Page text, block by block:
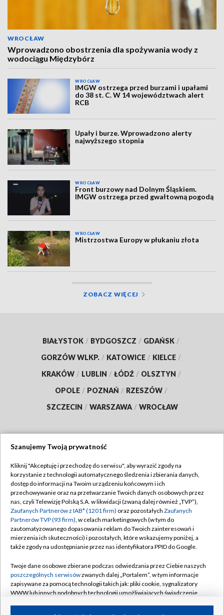
WROCŁAW
Wprowadzono obostrzenia dla spożywania wody z
wodociągu Międzybórz
WROCŁAW
IMGW ostrzega przed burzami i upałami
do 38 st. C. W 14 województwach alert
RCB
Upały i burze. Wprowadzono alerty
najwyższego stopnia
WROCŁAW
Front burzowy nad Dolnym Śląskiem.
IMGW ostrzega przed gwałtowną pogodą
WROCŁAW
Mistrzostwa Europy w płukaniu złota
ZOBACZ WIĘCEJ
BIAŁYSTOK / BYDGOSZCZ / GDAŃSK /
GORZÓW WLKP. / KATOWICE / KIELCE /
KRAKÓW / LUBLIN / ŁÓDŹ / OLSZTYN /
OPOLE / POZNAŃ / RZESZÓW /
SZCZECIN / WARSZAWA / WROCŁAW
TVP
Abonament TVP
Emisja w TVP
Centrum informacji TVP
Naziemna Telewizja Cyfrowa
Rada Programowa
System NOS
Informacje o nadawcy
Regulamin TVP
Polityka prywatności
Moje zgody
Pomoc
Kontakt
Kanały
Szanujemy Twoją prywatność
Kliknij "Akceptuję i przechodzę do serwisu", aby wyrazić zgody na
korzystanie z technologii automatycznego śledzenia i zbierania danych,
dostęp do informacji na Twoim urządzeniu końcowym i ich
przechowywanie oraz na przetwarzanie Twoich danych osobowych przez
nas, czyli Telewizję Polską S.A. w likwidacji (zwaną dalej również „TVP”),
Zaufanych Partnerów z IAB* (1201 firm) oraz pozostałych Zaufanych
Partnerów TVP (93 firm), w celach marketingowych (w tym do
zautomatyzowanego dopasowania reklam do Twoich zainteresowań i
mierzenia ich skuteczności) i pozostałych, które wskazujemy poniżej, a
także zgody na udostępnianie przez nas identyfikatora PPID do Google.
Twoje dane osobowe zbierane podczas odwiedzania przez Ciebie naszych
poszczególnych serwisówzwanych dalej „Portalem”, w tym informacje
zapisywane za pomocą technologii takich jak: pliki cookie, sygnalizatory
WWW lub innych podobnych technologii umożliwiających świadczenie